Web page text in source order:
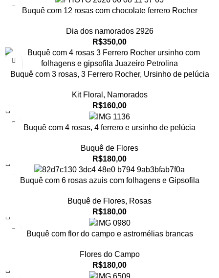
Buquê com 12 rosas com chocolate ferrero Rocher
Dia dos namorados 2926
R$350,00
Buquê com 3 rosas, 3 Ferrero Rocher, Ursinho de pelúcia
Kit Floral , Namorados
R$160,00
Buquê com 4 rosas, 4 ferrero e ursinho de pelúcia
Buquê de Flores
R$180,00
Buquê com 6 rosas azuis com folhagens e Gipsofila
Buquê de Flores, Rosas
R$180,00
Buquê com flor do campo e astromélias brancas
Flores do Campo
R$180,00